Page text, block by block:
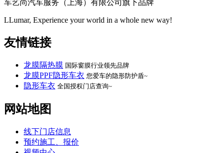
车艺尚汽车服务（上海）有限公司旗下品牌
LLumar, Experience your world in a whole new way!
友情链接
龙膜隔热膜 国际窗膜行业领先品牌
龙膜PPF隐形车衣 您爱车的隐形防护盾~
隐形车衣 全国授权门店查询~
网站地图
线下门店信息
预约施工、报价